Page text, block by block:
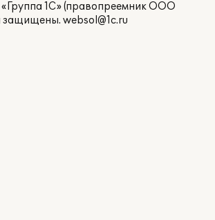
1С» (правопреемник ООО
защищены. websol@1c.ru